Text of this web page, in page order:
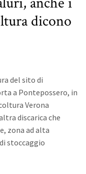
dicono
del sito di
a Pontepossero, in
Verona
discarica che
zona ad alta
stoccaggio